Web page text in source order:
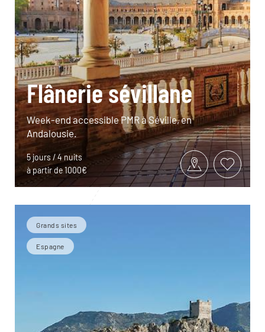
Flânerie sévillane
Week-end accessible PMR à Séville, en
Andalousie.
5 jours / 4 nuits
à partir de 1000€
Grands sites
Espagne